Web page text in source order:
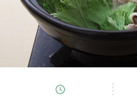
みりん風・料理酒
つゆ
ブランド・スペシャルサイト トップ
商品ブランドサイト
Fibee（ファイビー）
くらしプラ酢
お酢ドリンク
企業情報
国内事業概要